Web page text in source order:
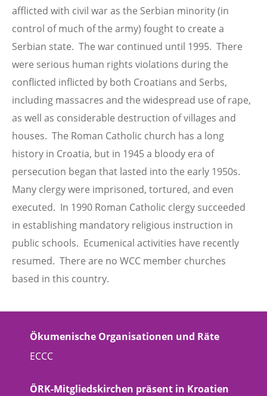
afflicted with civil war as the Serbian minority (in
control of much of the army) fought to create a
Serbian state. The war continued until 1995. There
were serious human rights violations during the
conflicted inflicted by both Croatians and Serbs,
including massacres and the widespread use of rape,
as well as considerable destruction of villages and
houses. The Roman Catholic church has a long
history in Croatia, but in 1945 a bloody era of
persecution began that lasted into the early 1950s.
Many clergy were imprisoned, tortured, and even
executed. In 1990 Roman Catholic clergy succeeded
in establishing mandatory religious instruction in
public schools. Ecumenical activities have recently
resumed. There are no WCC member churches
based in this country.
Ökumenische Organisationen und Räte
ECCC
ÖRK-Mitgliedskirchen präsent in Kroatien